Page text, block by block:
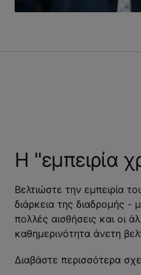
Η "εμπειρία
Βελτιώστε την εμπειρία
διάρκεια της διαδρομής -
πολλές αισθήσεις και οι
καθημερινότητα άνετη
Διαβάστε περισσότερα